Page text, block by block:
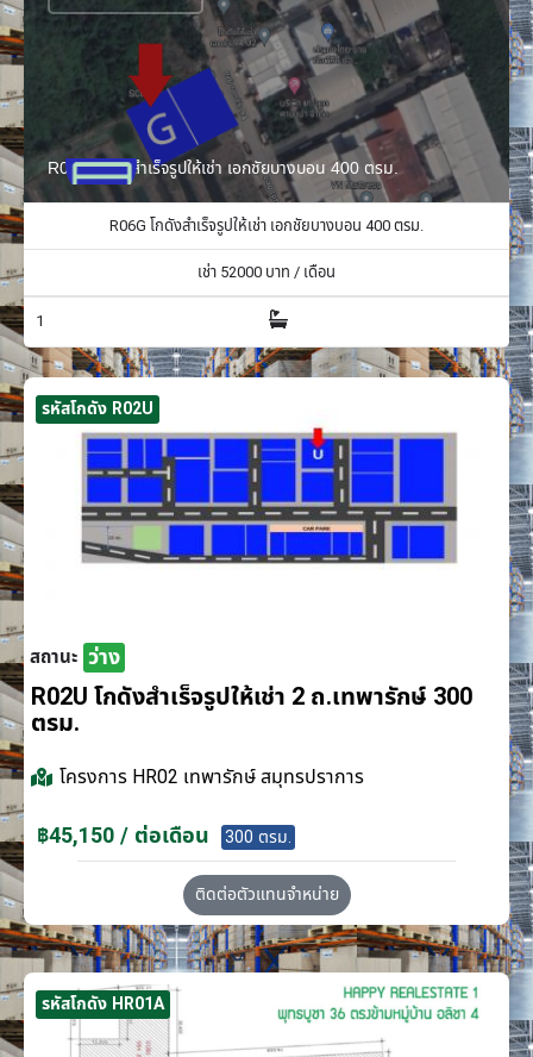
R06G โกดังสำเร็จรูปให้เช่า เอกชัยบางบอน 400 ตรม.
R06G โกดังสำเร็จรูปให้เช่า เอกชัยบางบอน 400 ตรม.
เช่า 52000 บาท / เดือน
1
รหัสโกดัง R02U
สถานะ ว่าง
R02U โกดังสำเร็จรูปให้เช่า 2 ถ.เทพารักษ์ 300
ตรม.
โครงการ HR02 เทพารักษ์ สมุทรปราการ
฿45,150 / ต่อเดือน 300 ตรม.
ติดต่อตัวแทนจำหน่าย
รหัสโกดัง HR01A